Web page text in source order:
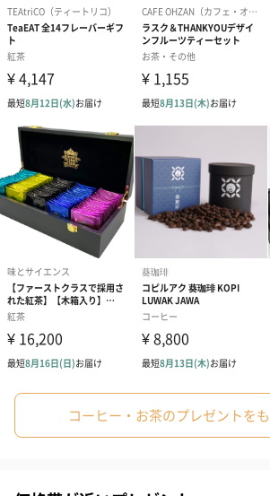
ドライフラワー・プリザーブドフラワー
自然のお花で作ったドライフラワー・プリ
梱します。
一部花材が写真と異なる場合がございます。
い。パッケージに入れてお届けします。
プリザーブドフラワー
ブーケ（ピンク）
（2,580円）
プリザーブドフラ
ブーケ（ブルー）
（2,580円）
愛らしいぬいぐるみを同梱してお届けします。
誕生日・記念日・出産祝いなどのシーンにお
コーヒー・お茶のプレゼントを